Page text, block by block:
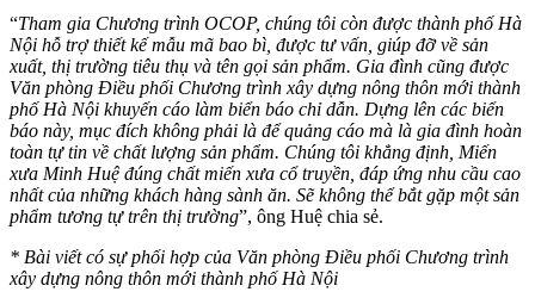
“Tham gia Chương trình OCOP, chúng tôi còn được thành phố Hà
Nội hỗ trợ thiết kế mẫu mã bao bì, được tư vấn, giúp đỡ về sản
xuất, thị trường tiêu thụ và tên gọi sản phẩm. Gia đình cũng được
Văn phòng Điều phối Chương trình xây dựng nông thôn mới thành
phố Hà Nội khuyến cáo làm biển báo chỉ dẫn. Dựng lên các biển
báo này, mục đích không phải là để quảng cáo mà là gia đình hoàn
toàn tự tin về chất lượng sản phẩm. Chúng tôi khẳng định, Miến
xưa Minh Huệ đúng chất miến xưa cổ truyền, đáp ứng nhu cầu cao
nhất của những khách hàng sành ăn. Sẽ không thể bắt gặp một sản
phẩm tương tự trên thị trường”, ông Huệ chia sẻ.
* Bài viết có sự phối hợp của Văn phòng Điều phối Chương trình
xây dựng nông thôn mới thành phố Hà Nội